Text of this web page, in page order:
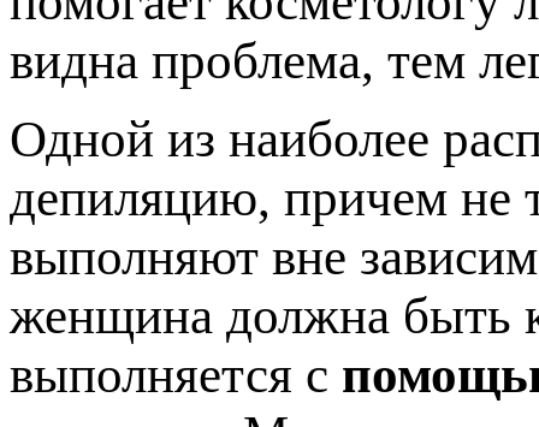
видна проблема, тем
Одной из наиболее
депиляцию, причем не
выполняют вне
женщина должна быть
выполняется с